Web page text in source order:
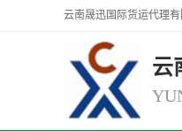
云